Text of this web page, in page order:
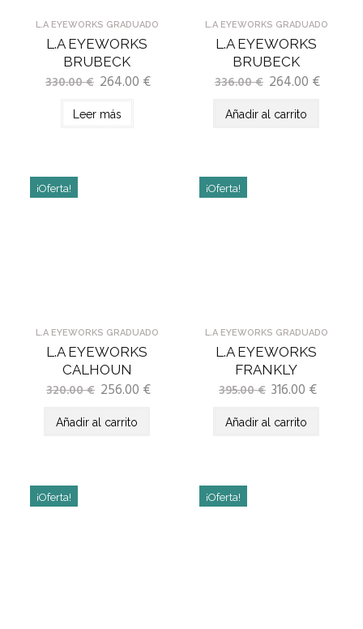
L.A EYEWORKS GRADUADO
L.A EYEWORKS
BRUBECK
330.00€ 264.00 €
Leer más
L.A EYEWORKS GRADUADO
L.A EYEWORKS
BRUBECK
336.00€ 264.00 €
Añadir al carrito
L.A EYEWORKS GRADUADO
L.A EYEWORKS
CALHOUN
320.00€ 256.00 €
¡Oferta!
Añadir al carrito
L.A EYEWORKS GRADUADO
L.A EYEWORKS
FRANKLY
395.00€ 316.00 €
¡Oferta!
Añadir al carrito
¡Oferta! ¡Oferta!